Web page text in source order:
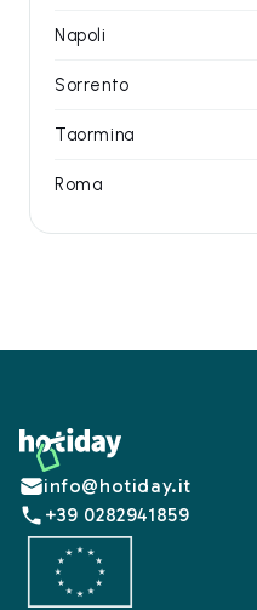
Napoli
Sorrento
Taormina
Roma
Footer
info@hotiday.it
+39 0282941859